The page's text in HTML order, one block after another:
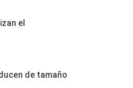
el
de tamaño